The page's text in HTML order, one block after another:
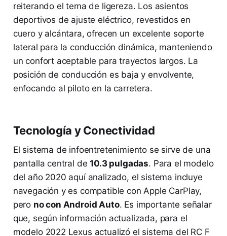
reiterando el tema de ligereza. Los asientos
deportivos de ajuste eléctrico, revestidos en
cuero y alcántara, ofrecen un excelente soporte
lateral para la conducción dinámica, manteniendo
un confort aceptable para trayectos largos. La
posición de conducción es baja y envolvente,
enfocando al piloto en la carretera.
Tecnología y Conectividad
El sistema de infoentretenimiento se sirve de una
pantalla central de10.3 pulgadas. Para el modelo
del año 2020 aquí analizado, el sistema incluye
navegación y es compatible con Apple CarPlay,
pero no con Android Auto. Es importante señalar
que, según información actualizada, para el
modelo 2022 Lexus actualizó el sistema del RC F